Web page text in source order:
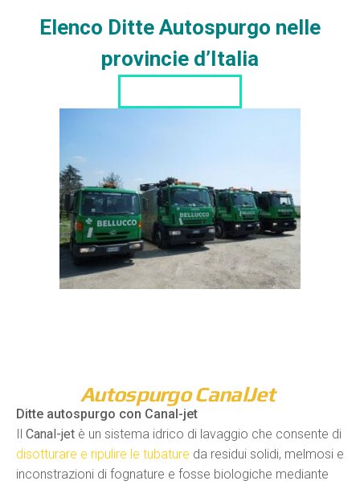
Elenco Ditte Autospurgo nelle
provincie d’Italia
Autospurgo CanalJet
Ditte autospurgo con Canal-jet
Il Canal-jet è un sistema idrico di lavaggio che consente di
disotturare e ripulire le tubature da residui solidi, melmosi e
inconstrazioni di fognature e fosse biologiche mediante